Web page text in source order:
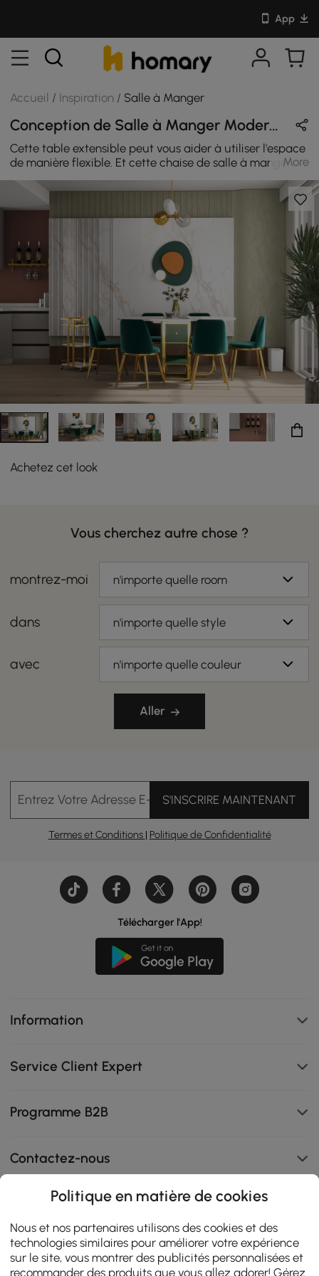
App
Accueil / Inspiration / Salle à Manger
Conception de Salle à Manger Moderne en Vert / Blanc / Or avec Velours & Métal
Cette table extensible peut vous aider à utiliser l'espace
de manière flexible. Et cette chaise de salle à manger
chic présente un design linéaire orné de pieds dorés,
ajoutant une touche éblouissante tout en garantissant
solidité et stabilité. Enveloppé dans un élégant
revêtement en velours avec rembourrage en mousse
confortablement pendant que vous savourez un repas
entre amis.
More
Achetez cet look
Vous cherchez autre chose ?
montrez-moi n'importe quelle room
dans n'importe quelle style
avec n'importe quelle couleur
Aller
Entrez Votre Adresse E-mailS'INSCRIRE MAINTENANT
Termes et Conditions | Politique de Confidentialité
Télécharger l'App!
Information
Service Client Expert
Programme B2B
Contactez-nous
108K
4.9
star
rating
AVIS CERTIFIÉS
Politique en matière de cookies
Nous et nos partenaires utilisons des cookies et des
technologies similaires pour améliorer votre expérience
sur le site, vous montrer des publicités personnalisées et
recommander des produits que vous allez adorer! Gérez